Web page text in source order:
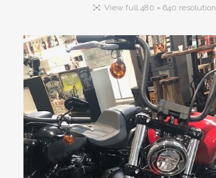
Kontakt
Dolomiti Chapter
Finance
View full 480 × 640 resolution